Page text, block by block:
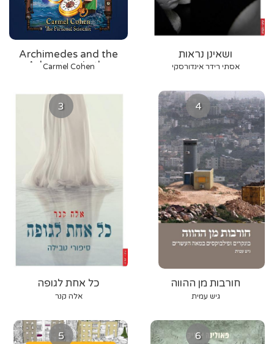
Archimedes and the
Adventure in the
Carmel Cohen
ושאינן נראות
אסתי רידר אינדורסקי
3
כל אחת לגופה
אלה קנר
4
חורבות מן ההווה
גיש עמית
5 6